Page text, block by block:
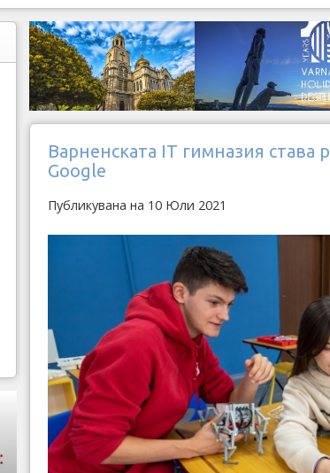
Варненската IT гимназия
Google
Публикувана на 10 Юли 2021